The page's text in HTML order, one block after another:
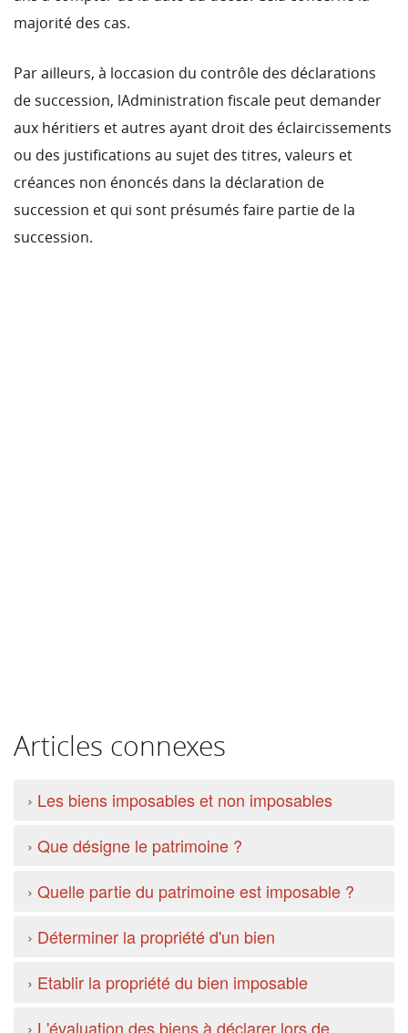
majorité des cas.
Par ailleurs, à loccasion du contrôle des déclarations
de succession, lAdministration fiscale peut demander
aux héritiers et autres ayant droit des éclaircissements
ou des justifications au sujet des titres, valeurs et
créances non énoncés dans la déclaration de
succession et qui sont présumés faire partie de la
succession.
Articles connexes
› Les biens imposables et non imposables
› Que désigne le patrimoine ?
› Quelle partie du patrimoine est imposable ?
› Déterminer la propriété d'un bien
› Etablir la propriété du bien imposable
› L'évaluation des biens à déclarer lors de